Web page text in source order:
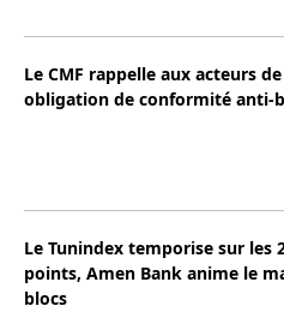
Le CMF rappelle aux acteurs
obligation de conformité anti-
Le Tunindex temporise sur les
points, Amen Bank anime le
blocs